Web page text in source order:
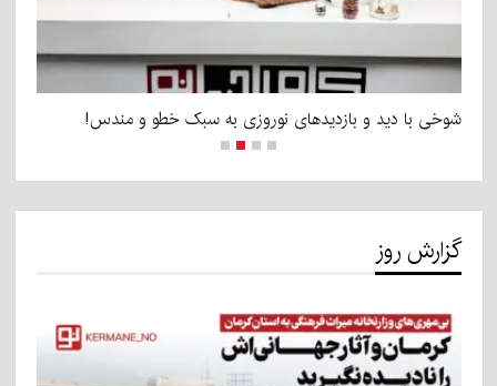
شوخی با دید و بازدیدهای نوروزی به سبک خطو و مندس!
گزارش روز